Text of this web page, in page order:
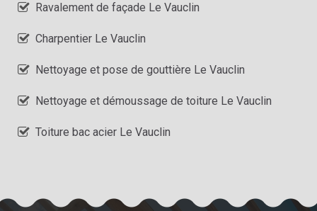
Ravalement de façade Le Vauclin
Charpentier Le Vauclin
Nettoyage et pose de gouttière Le Vauclin
Nettoyage et démoussage de toiture Le Vauclin
Toiture bac acier Le Vauclin